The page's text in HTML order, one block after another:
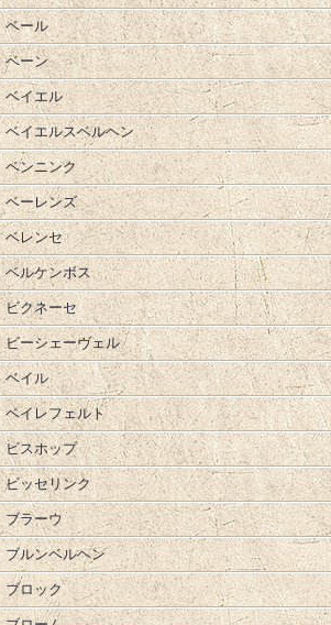
ベール
ベーン
ベイエル
ベイエルスベルヘン
ベンニンク
ベーレンズ
ベレンセ
ベルケンボス
ビクネーセ
ビーシェーヴェル
ベイル
ベイレフェルト
ビスホップ
ビッセリンク
ブラーウ
ブルンベルヘン
ブロック